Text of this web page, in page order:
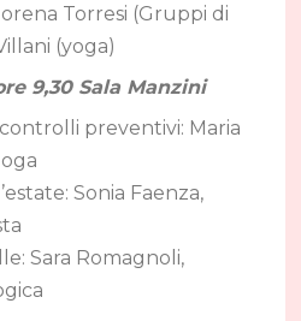
Torresi (Gruppi di
(yoga)
9,30 Sala Manzini
preventivi: Maria
Sonia Faenza,
Sara Romagnoli,